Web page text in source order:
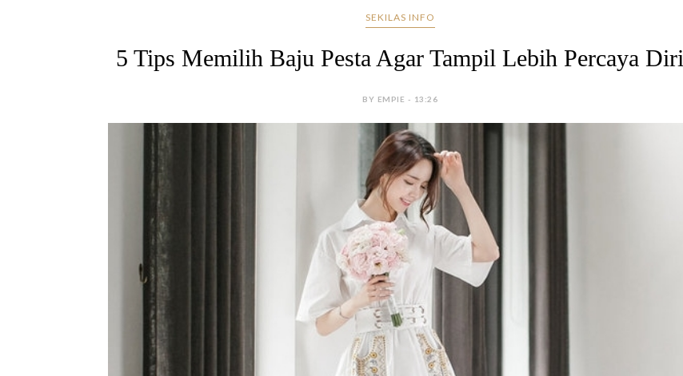
SEKILAS INFO
5 Tips Memilih Baju Pesta Agar Tampil Lebih Percaya Diri
BY EMPIE - 13:26